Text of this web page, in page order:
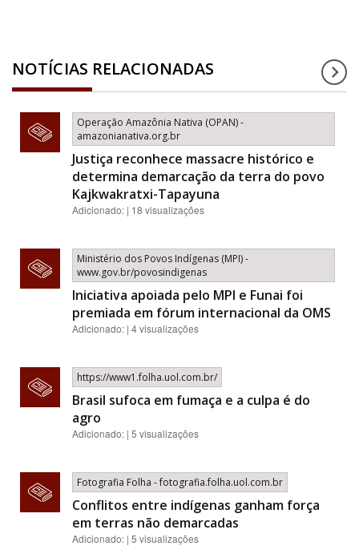
NOTÍCIAS RELACIONADAS
Operação Amazônia Nativa (OPAN) -
amazonianativa.org.br
Justiça reconhece massacre histórico e
determina demarcação da terra do povo
Kajkwakratxi-Tapayuna
Adicionado: | 18 visualizações
Ministério dos Povos Indígenas (MPI) -
www.gov.br/povosindigenas
Iniciativa apoiada pelo MPI e Funai foi
premiada em fórum internacional da OMS
Adicionado: | 4 visualizações
https://www1.folha.uol.com.br/
Brasil sufoca em fumaça e a culpa é do
agro
Adicionado: | 5 visualizações
Fotografia Folha - fotografia.folha.uol.com.br
Conflitos entre indígenas ganham força
em terras não demarcadas
Adicionado: | 5 visualizações